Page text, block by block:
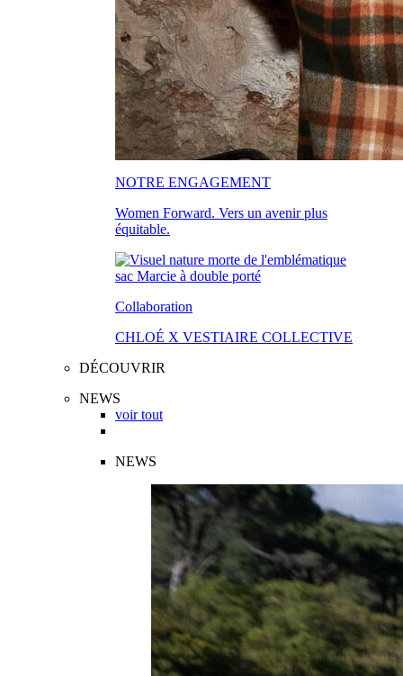
NOTRE ENGAGEMENT
Women Forward. Vers un avenir plus
équitable.
Collaboration
CHLOÉ X VESTIAIRE COLLECTIVE
DÉCOUVRIR
NEWS
voir tout
NEWS